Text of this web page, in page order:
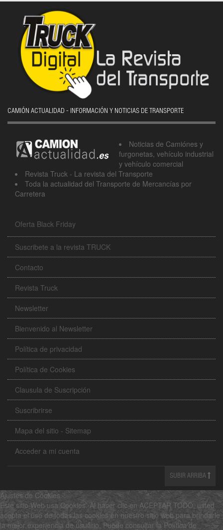
CAMIÓN ACTUALIDAD - INFORMACIÓN Y NOTICIAS DE TRANSPORTE
Noticias de Camiónes y
furgonetas, vehículo industrial
y vehículo comercial
Revista Truck - La revista del Transporte
Toda la actualidad del Transporte de Mercancías por
Carretera
Oferta Black Friday
Suscribete a la revista TRUCK
Contacto
Revista Truck
Newsletter
Bienvenido al Newsletter
Política de privacidad
Política de Cookies
Clausula de Suscripción
Suscribrirse
Mapa del sitio - Sitemap
Acceder a mi cuenta
SUBIR ARRIBA
Ajustes de Cookies
Este sitio Web usa Cookies. Al hacer clic en ACEPTAR TODO, usted
acepta el uso de todas las cookies en nuestro sitio web para brindarle
la mejor experiencia de usuario. Puede consultar la Política de